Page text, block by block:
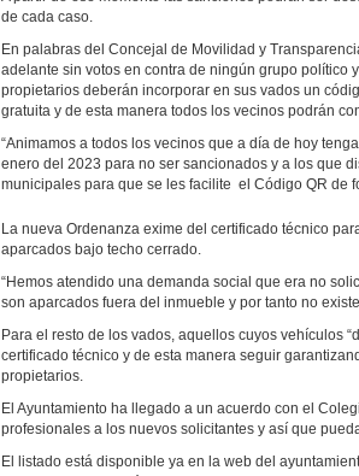
de cada caso.
En palabras del Concejal de Movilidad y
adelante sin votos en contra de ningún grupo político
propietarios deberán incorporar en sus vados un
gratuita y de esta manera todos los vecinos podrán
“Animamos a todos los vecinos que a día de hoy
enero del 2023 para no ser sancionados y a los que
municipales para que se les facilite el Código QR de
La nueva Ordenanza exime del certificado técnico
aparcados bajo techo cerrado.
“Hemos atendido una demanda social que era no
son aparcados fuera del inmueble y por tanto no
Para el resto de los vados, aquellos cuyos vehículos
certificado técnico y de esta manera seguir
propietarios.
El Ayuntamiento ha llegado a un acuerdo con el
profesionales a los nuevos solicitantes y así que
El listado está disponible ya en la web del